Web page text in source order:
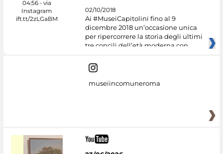
02/10/2018
Ai #MuseiCapitolini fino al 9
dicembre 2018 un’occasione unica
per ripercorrere la storia degli ultimi
tre concili dell’età moderna con
museiincomuneroma